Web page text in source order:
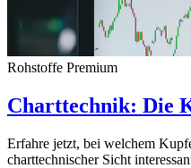
Rohstoffe Premium
Charttechnik: Die
Erfahre jetzt, bei welchem
charttechnischer Sicht